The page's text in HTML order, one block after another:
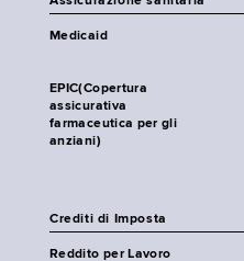
Medicaid
EPIC(Copertura
assicurativa
farmaceutica per gli
anziani)
Crediti di Imposta
Reddito per Lavoro